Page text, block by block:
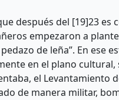
después del [19]23
empezaron a
de leña”. En ese
en el plano
el Levantamiento
de manera militar,